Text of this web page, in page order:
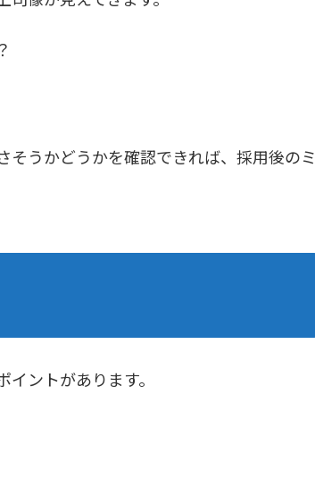
うかどうかを確認できれば、採用後のミ
ントがあります。